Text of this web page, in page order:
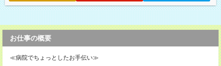
お仕事の概要
≪病院でちょっとしたお手伝い≫